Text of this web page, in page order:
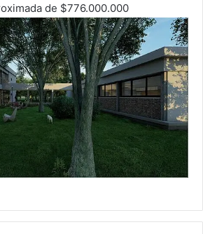
de $776.000.000